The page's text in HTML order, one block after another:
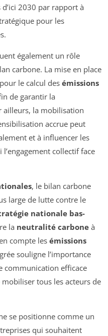
2030 par rapport à
pour les
également un rôle
carbone. La mise en place
le calcul desémissions
de garantir la
ailleurs, la mobilisation
accrue peut
et à influencer les
collectif face
, le bilan carbone
large de lutte contre le
nationale bas-
la neutralité carbone à
compte les émissions
souligne l’importance
communication efficace
tous les acteurs de
se positionne comme un
qui souhaitent